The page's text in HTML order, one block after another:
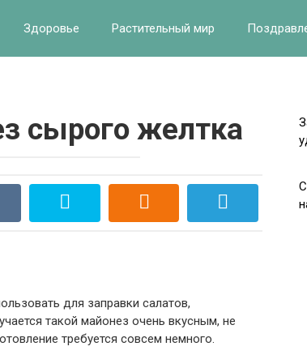
Здоровье Растительный мир
сырого желтка
для заправки салатов,
такой майонез очень вкусным, не
требуется совсем немного.